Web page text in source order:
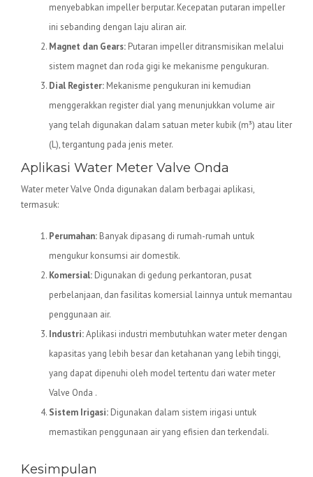
menyebabkan impeller berputar. Kecepatan putaran impeller
ini sebanding dengan laju aliran air.
Magnet dan Gears: Putaran impeller ditransmisikan melalui
sistem magnet dan roda gigi ke mekanisme pengukuran.
Dial Register: Mekanisme pengukuran ini kemudian
menggerakkan register dial yang menunjukkan volume air
yang telah digunakan dalam satuan meter kubik (m³) atau liter
(L), tergantung pada jenis meter.
Aplikasi Water Meter Valve Onda
Water meter Valve Onda digunakan dalam berbagai aplikasi,
termasuk:
Perumahan: Banyak dipasang di rumah-rumah untuk
mengukur konsumsi air domestik.
Komersial: Digunakan di gedung perkantoran, pusat
perbelanjaan, dan fasilitas komersial lainnya untuk memantau
penggunaan air.
Industri:Aplikasi industri membutuhkan water meter dengan
kapasitas yang lebih besar dan ketahanan yang lebih tinggi,
yang dapat dipenuhi oleh model tertentu dari water meter
Valve Onda .
Sistem Irigasi: Digunakan dalam sistem irigasi untuk
memastikan penggunaan air yang efisien dan terkendali.
Kesimpulan